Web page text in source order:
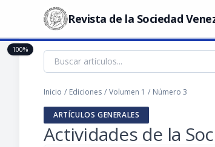
Revista de la Sociedad
Inicio / Ediciones / Volumen 1 / Número 3
ARTÍCULOS GENERALES
Actividades de la
100%